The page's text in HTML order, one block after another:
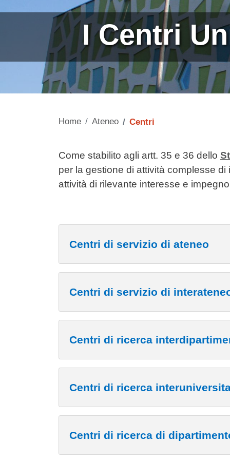
I Centri
Home Ateneo Centri
Contenuto
Come stabilito agli artt. 35 e 36 dello
per la gestione di attività complesse di
attività di rilevante interesse e
Centri di servizio di ateneo
Centri di servizio di
Centri di ricerca
Centri di ricerca
Centri di ricerca di